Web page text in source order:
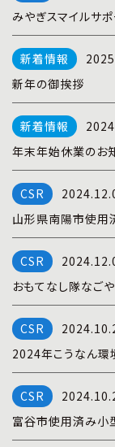
みやぎスマイルサ
新年の御挨拶
年末年始休業のお
山形県南陽市使用
おもてなし隊なご
2024年こうなん環
富谷市使用済み小